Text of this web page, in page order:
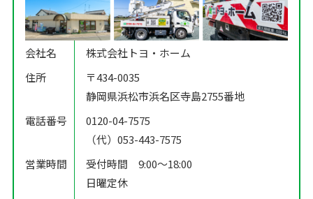
会社名
株式会社トヨ・ホーム
住所
〒434-0035
静岡県浜松市浜名区寺島2755番地
電話番号
0120-04-7575
（代）053-443-7575
営業時間
受付時間 9:00〜18:00
日曜定休